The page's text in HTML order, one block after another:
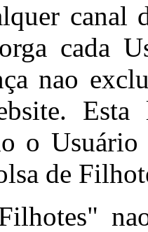
cada
nao
Esta
o
de